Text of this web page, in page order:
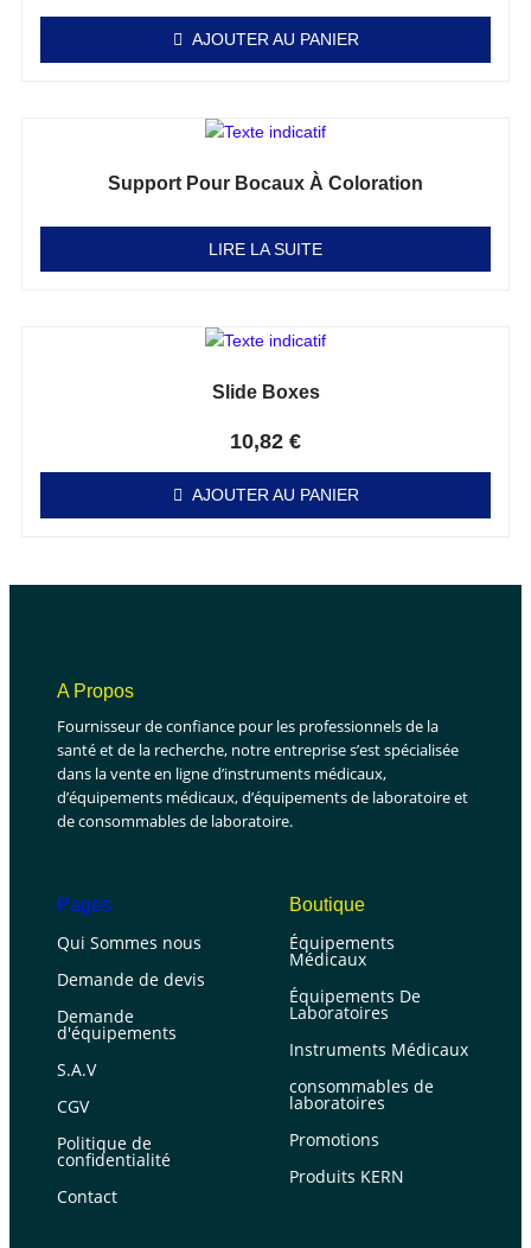
AJOUTER AU PANIER
Support Pour Bocaux À Coloration
LIRE LA SUITE
Slide Boxes
10,82 €
AJOUTER AU PANIER
A Propos
Fournisseur de confiance pour les professionnels de la
santé et de la recherche, notre entreprise s’est spécialisée
dans la vente en ligne d’instruments médicaux,
d’équipements médicaux, d’équipements de laboratoire et
de consommables de laboratoire.
Pages
Qui Sommes nous
Demande de devis
Demande
d'équipements
S.A.V
CGV
Politique de
confidentialité
Contact
Boutique
Équipements
Médicaux
Équipements De
Laboratoires
Instruments Médicaux
consommables de
laboratoires
Promotions
Produits KERN